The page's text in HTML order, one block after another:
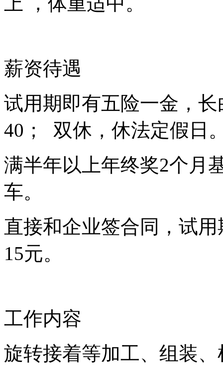
薪资待遇
试用期即有五险一金，
40； 双休，休法定假日
满半年以上年终奖2个月
车。
直接和企业签合同，试
15元。
工作内容
旋转接着等加工、组装